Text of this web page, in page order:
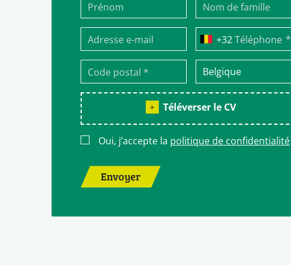
Téléphone *
Téléverser le CV
Oui, j’accepte la politique de confidentialité
Envoyer